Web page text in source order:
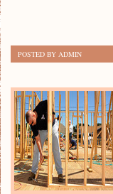
POSTED BY ADMIN